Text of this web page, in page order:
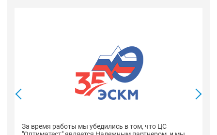
За время работы мы убедились в том, что ЦС